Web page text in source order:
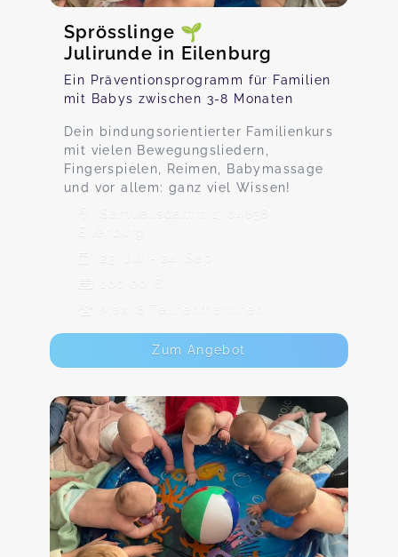
Sprösslinge 🌱
Julirunde in Eilenburg
Ein Präventionsprogramm für Familien
mit Babys zwischen 3-8 Monaten
Dein bindungsorientierter Familienkurs
mit vielen Bewegungsliedern,
Fingerspielen, Reimen, Babymassage
und vor allem: ganz viel Wissen!
Samuelisdamm 1, 04838
Eilenburg
23. Jul - 24. Sep
100,00 €
Max. 8 TeilnehmerInnen
Zum Angebot